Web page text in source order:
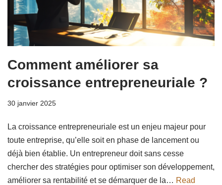
Comment améliorer sa
croissance entrepreneuriale ?
30 janvier 2025
La croissance entrepreneuriale est un enjeu majeur pour
toute entreprise, qu’elle soit en phase de lancement ou
déjà bien établie. Un entrepreneur doit sans cesse
chercher des stratégies pour optimiser son développement,
améliorer sa rentabilité et se démarquer de la… Read